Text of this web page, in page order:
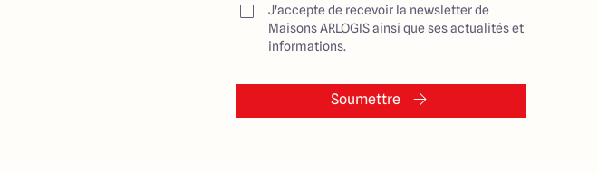
J'accepte de recevoir la newsletter de
Maisons ARLOGIS ainsi que ses actualités et
informations.
Soumettre